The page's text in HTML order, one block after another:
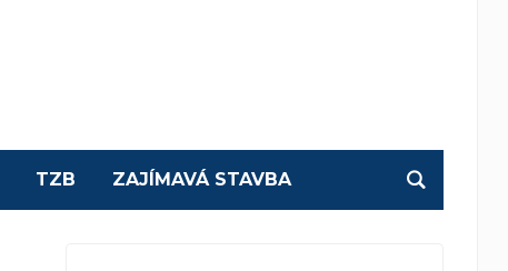
TZB ZAJÍMAVÁ STAVBA